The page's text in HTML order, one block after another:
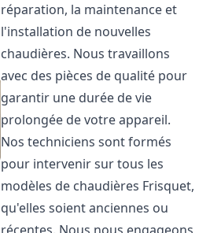
réparation, la maintenance et
l'installation de nouvelles
chaudières. Nous travaillons
avec des pièces de qualité pour
garantir une durée de vie
prolongée de votre appareil.
Nos techniciens sont formés
pour intervenir sur tous les
modèles de chaudières Frisquet,
qu'elles soient anciennes ou